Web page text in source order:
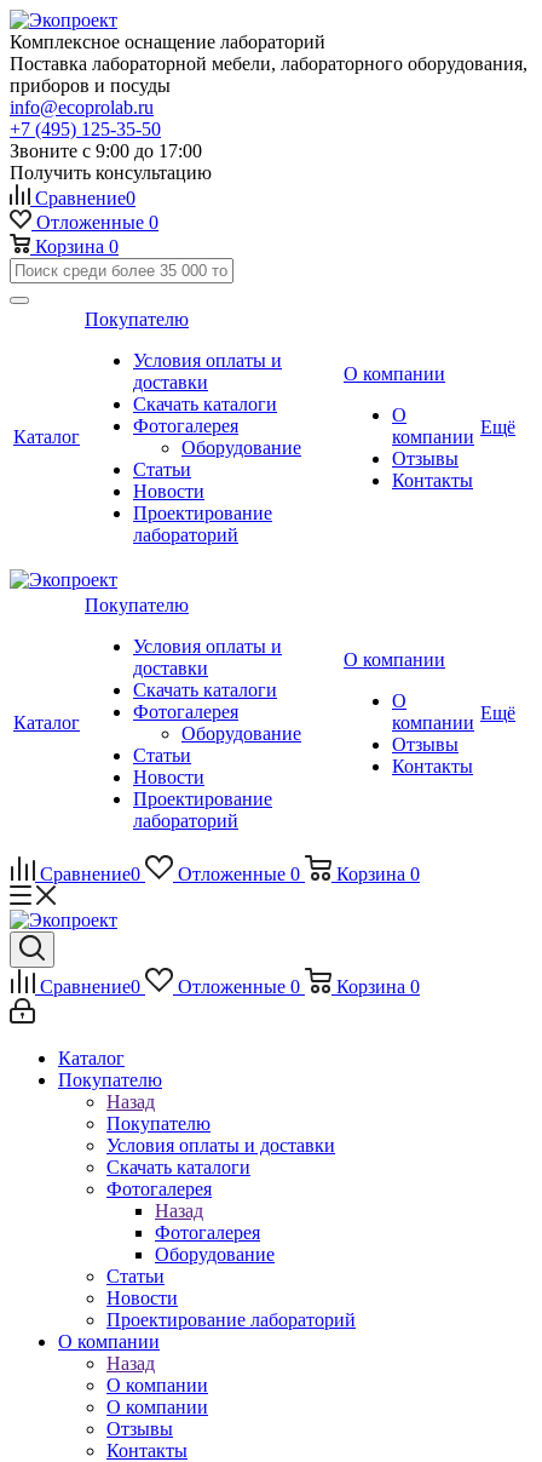
Комплексное оснащение лабораторий
Поставка лабораторной мебели, лабораторного оборудования,
приборов и посуды
info@ecoprolab.ru
+7 (495) 125-35-50
Звоните с 9:00 до 17:00
Получить консультацию
Сравнение0
Отложенные 0
Корзина 0
Каталог
Покупателю
Условия оплаты и
доставки
Скачать каталоги
Фотогалерея
Оборудование
Статьи
Новости
Проектирование
лабораторий
О компании
О
компании
Отзывы
Контакты
Ещё
Каталог
Покупателю
Условия оплаты и
доставки
Скачать каталоги
Фотогалерея
Оборудование
Статьи
Новости
Проектирование
лабораторий
О компании
О
компании
Отзывы
Контакты
Ещё
Сравнение0 Отложенные 0 Корзина 0
Сравнение0 Отложенные 0 Корзина 0
Каталог
Покупателю
Назад
Покупателю
Условия оплаты и доставки
Скачать каталоги
Фотогалерея
Назад
Фотогалерея
Оборудование
Статьи
Новости
Проектирование лабораторий
О компании
Назад
О компании
О компании
Отзывы
Контакты